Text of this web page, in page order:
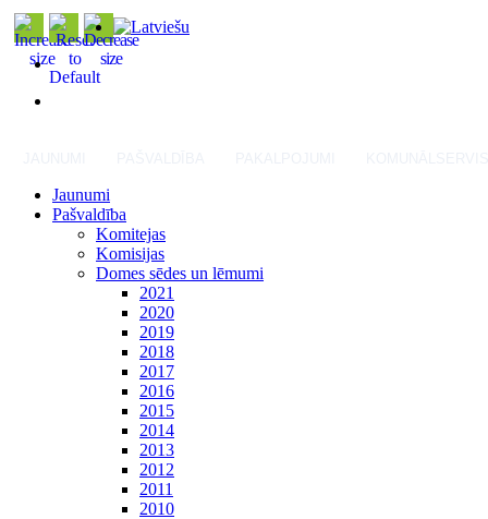
Jaunumi
Pašvaldība
Komitejas
Komisijas
Domes sēdes un lēmumi
2021
2020
2019
2018
2017
2016
2015
2014
2013
2012
2011
2010